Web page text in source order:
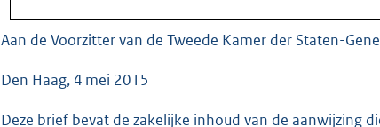
4
2
Aan de Voorzitter van de Tweede Kamer der Staten-
Den Haag, 4 mei 2015
Deze brief bevat de zakelijke inhoud van de aanwijzing